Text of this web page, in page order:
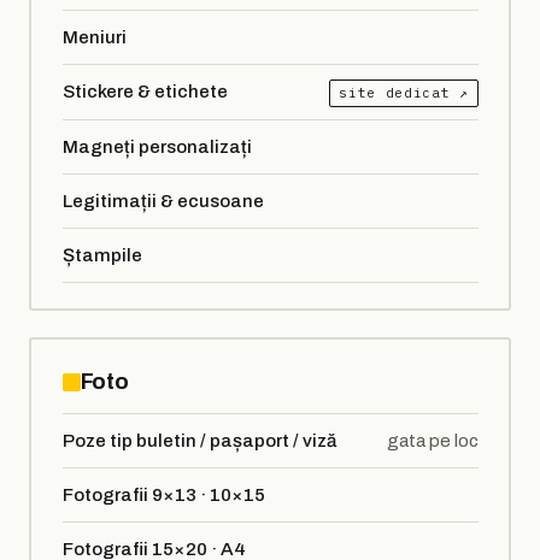
Meniuri
Stickere & etichete site dedicat ↗
Magneți personalizați
Legitimații & ecusoane
Ștampile
Foto
Poze tip buletin / pașaport / viză gata pe loc
Fotografii 9×13 · 10×15
Fotografii 15×20 · A4